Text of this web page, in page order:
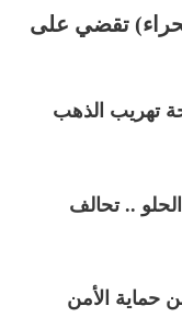
تقضي على
تهريب الذهب
.. تحالف
72 عامًا من حماية الأمن